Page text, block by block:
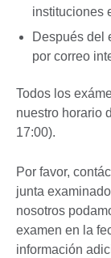
instituciones
Después del
por correo
Todos los
nuestro horario
17:00).
Por favor,
junta
nosotros
examen en la
información